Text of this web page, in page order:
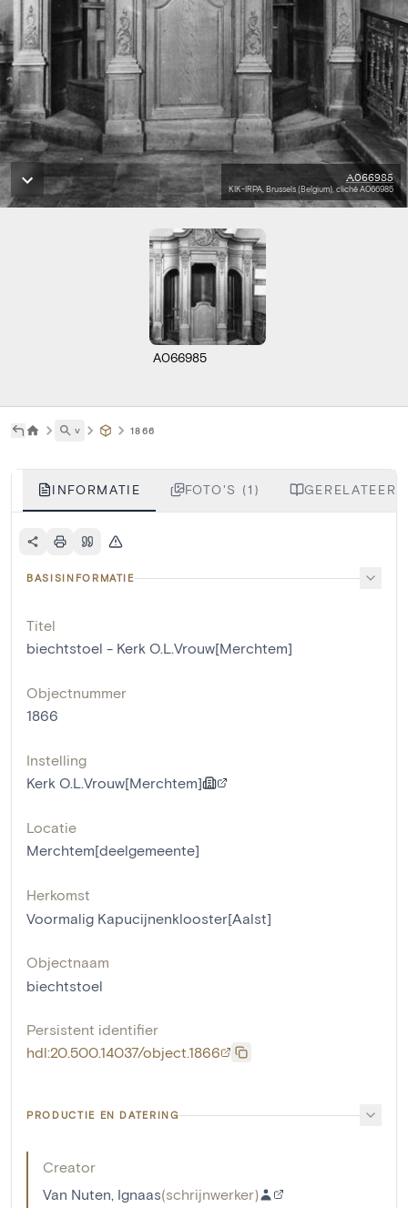
A066985
KIK-IRPA, Brussels (Belgium), cliché A066985
A066985
˅ 1866
INFORMATIE FOTO'S (1)
BASISINFORMATIE
Titel
biechtstoel - Kerk O.L.Vrouw[Merchtem]
Objectnummer
1866
Instelling
Kerk O.L.Vrouw[Merchtem]
Locatie
Merchtem[deelgemeente]
Herkomst
Voormalig Kapucijnenklooster[Aalst]
Objectnaam
biechtstoel
Persistent identifier
hdl:20.500.14037/object.1866
PRODUCTIE EN DATERING
Creator
Van Nuten, Ignaas(schrijnwerker)